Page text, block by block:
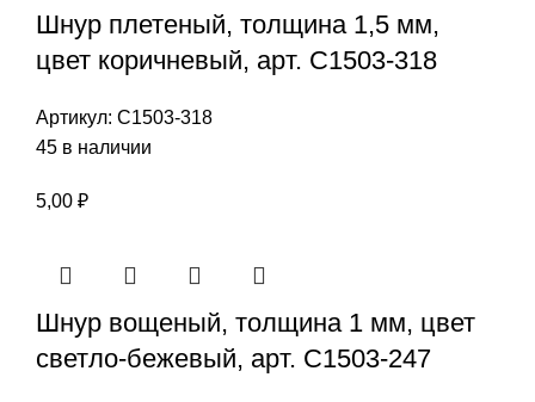
Шнур плетеный, толщина 1,5 мм,
цвет коричневый, арт. С1503-318
Артикул: С1503-318
45 в наличии
5,00 ₽
Шнур вощеный, толщина 1 мм, цвет
светло-бежевый, арт. С1503-247